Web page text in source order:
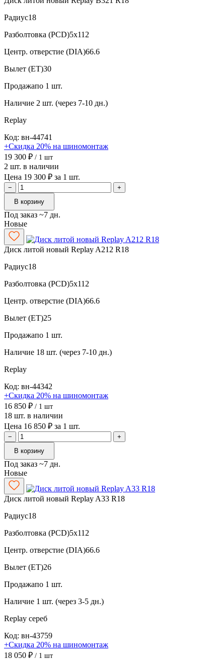
Радиус18
Разболтовка (PCD)5x112
Центр. отверстие (DIA)66.6
Вылет (ET)30
Продажапо 1 шт.
Наличие 2 шт. (через 7-10 дн.)
Replay
Код: вн-44741
+Скидка 20% на шиномонтаж
19 300 ₽ / 1 шт
2 шт. в наличии
Цена 19 300 ₽ за 1 шт.
−
+
В корзину
Под заказ ~7 дн.
Новые
Диск литой новый Replay A212 R18
Радиус18
Разболтовка (PCD)5x112
Центр. отверстие (DIA)66.6
Вылет (ET)25
Продажапо 1 шт.
Наличие 18 шт. (через 7-10 дн.)
Replay
Код: вн-44342
+Скидка 20% на шиномонтаж
16 850 ₽ / 1 шт
18 шт. в наличии
Цена 16 850 ₽ за 1 шт.
−
+
В корзину
Под заказ ~7 дн.
Новые
Диск литой новый Replay A33 R18
Радиус18
Разболтовка (PCD)5x112
Центр. отверстие (DIA)66.6
Вылет (ET)26
Продажапо 1 шт.
Наличие 1 шт. (через 3-5 дн.)
Replay сереб
Код: вн-43759
+Скидка 20% на шиномонтаж
18 050 ₽ / 1 шт